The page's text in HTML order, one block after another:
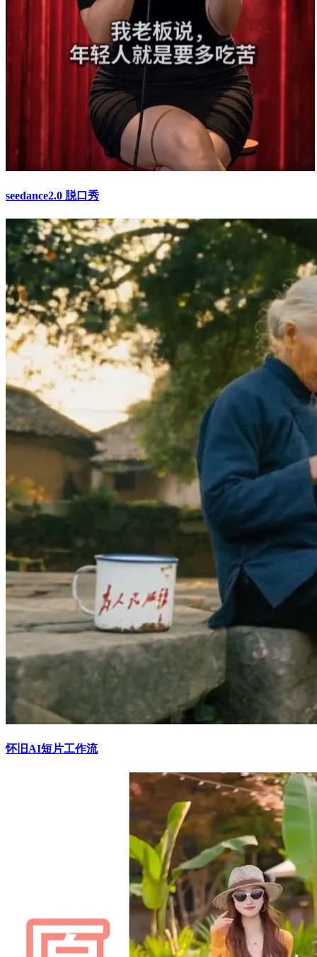
seedance2.0 脱口秀
怀旧AI短片工作流